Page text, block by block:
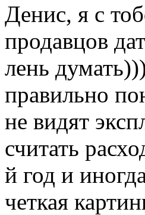
Денис, я с
продавцов
лень
правильно
не видят
считать
й год и
четкая